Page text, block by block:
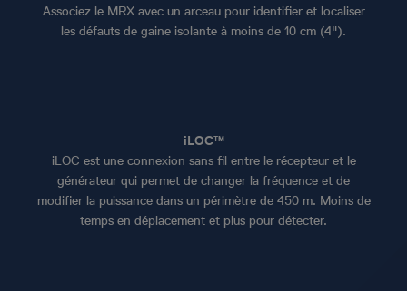
Associez le MRX avec un arceau pour identifier et localiser
les défauts de gaine isolante à moins de 10 cm (4").
iLOC™
iLOC est une connexion sans fil entre le récepteur et le
générateur qui permet de changer la fréquence et de
modifier la puissance dans un périmètre de 450 m. Moins de
temps en déplacement et plus pour détecter.